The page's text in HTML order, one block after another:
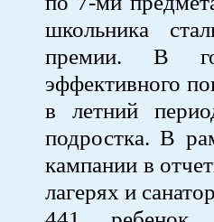
школьника
премии. В
эффективного
в летний
подростка. В
кампании в
лагерях и